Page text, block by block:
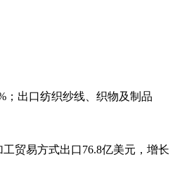
；出口纺织纱线、织物及制品
贸易方式出口76.8亿美元，增长